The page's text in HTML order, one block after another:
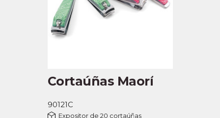
Cortaúñas Maorí
90121C
Expositor de 20 cortaúñas